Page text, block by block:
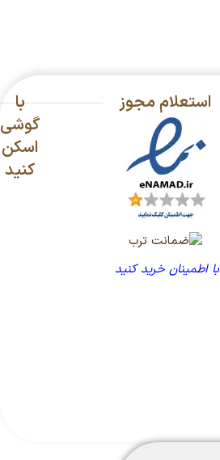
استعلام مجوز
با اطمینان خرید کنید
با
گوشی
اسکن
کنید